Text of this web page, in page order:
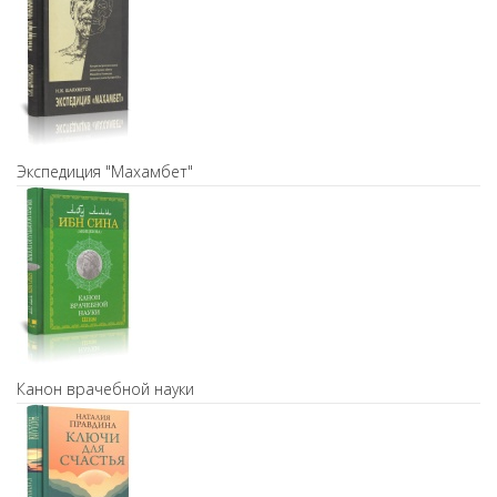
Экспедиция "Махамбет"
Канон врачебной науки